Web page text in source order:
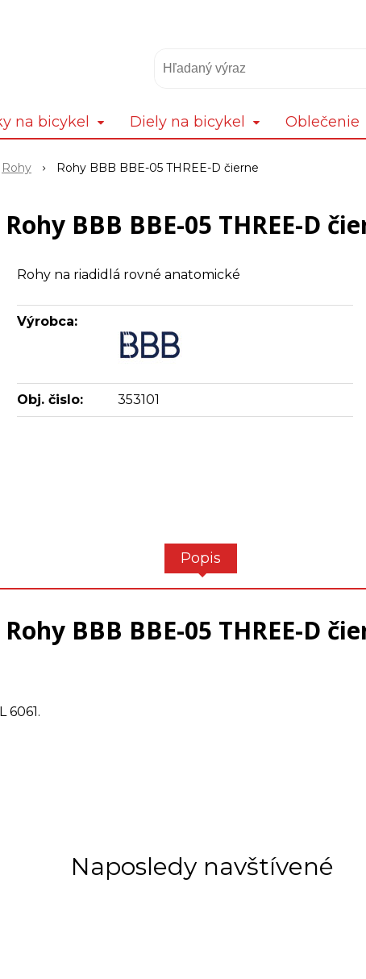
na bicykel Diely na bicykel Oblečenie
Rohy Rohy BBB BBE-05 THREE-D čierne
Rohy BBB BBE-05 THREE-D
Rohy na riadidlá rovné anatomické
Výrobca:
Obj. čislo: 353101
Popis
Rohy BBB BBE-05 THREE-D
6061.
Naposledy navštívené